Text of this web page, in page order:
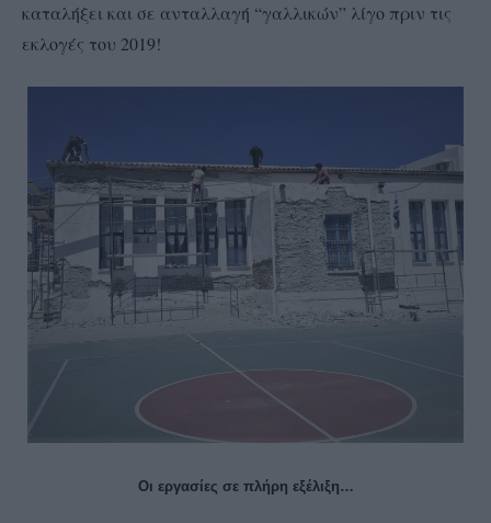
καταλήξει και σε ανταλλαγή “γαλλικών” λίγο πριν τις
εκλογές του 2019!
Οι εργασίες σε πλήρη εξέλιξη…